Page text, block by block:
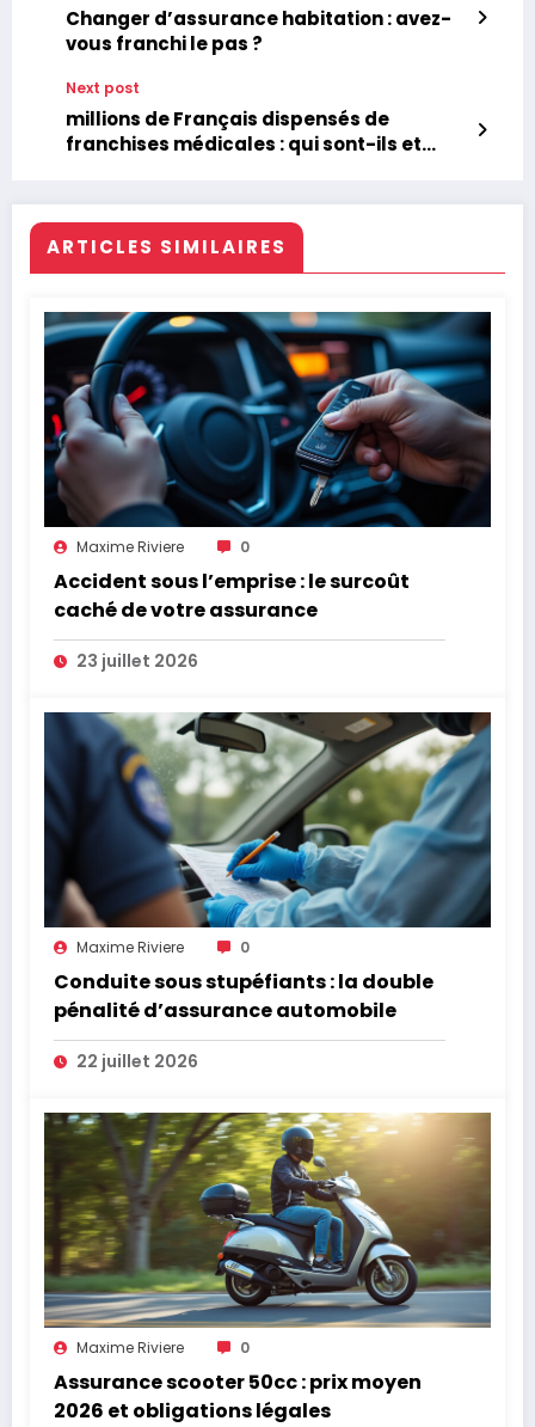
Changer d’assurance habitation : avez-
vous franchi le pas ?
Next post
millions de Français dispensés de
franchises médicales : qui sont-ils et
ARTICLES SIMILAIRES
Maxime Riviere 0
Accident sous l’emprise : le surcoût
caché de votre assurance
23 juillet 2026
Maxime Riviere 0
Conduite sous stupéfiants : la double
pénalité d’assurance automobile
22 juillet 2026
Maxime Riviere 0
Assurance scooter 50cc : prix moyen
2026 et obligations légales